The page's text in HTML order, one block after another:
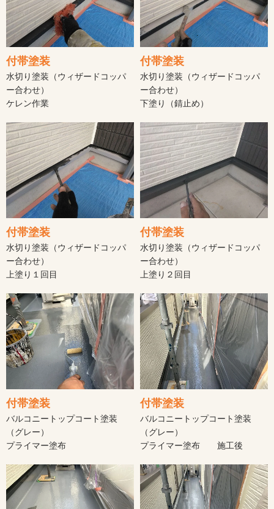
付帯塗装
水切り塗装（ウィザードコッパ
ー合わせ）
ケレン作業
付帯塗装
水切り塗装（ウィザードコッパ
ー合わせ）
下塗り（錆止め）
付帯塗装
水切り塗装（ウィザードコッパ
ー合わせ）
上塗り１回目
付帯塗装
水切り塗装（ウィザードコッパ
ー合わせ）
上塗り２回目
付帯塗装
バルコニートップコート塗装
（グレー）
プライマー塗布
付帯塗装
バルコニートップコート塗装
（グレー）
プライマー塗布 施工後